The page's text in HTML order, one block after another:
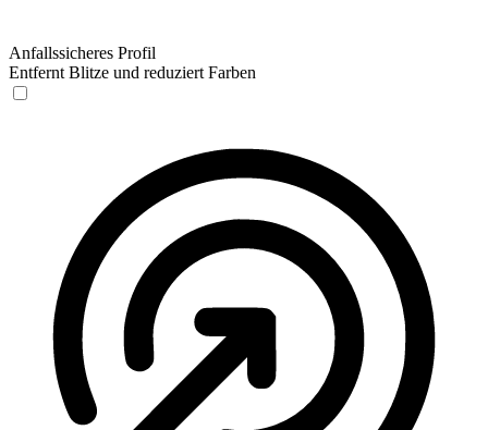
Anfallssicheres Profil
Entfernt Blitze und reduziert Farben